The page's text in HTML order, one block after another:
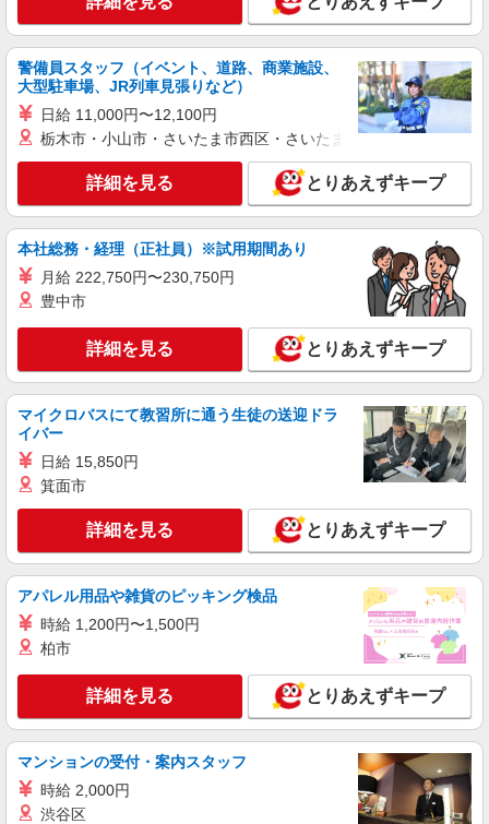
キープ 詳細を見る
パート
銀泉ビルパートナーズ株式会社（お仕事No.61）
オフィスビル清掃スタッフ
東京都港区西新橋1
詳細を見る
アルバイト 契約社員
株式会社日経サービス
施設清掃スタッフ 東京大学医科学研究所附属
病院
時給1,320円 + 交通費全額支給
東京大学医科学研究所附属病院 （東京都港区
白金台4-6-1）
詳細を見る
分譲マンション清掃スタッフ
（報酬）月額156,800円＋交通費相当額全額
東京都港区南麻布４丁目周辺
キープ 詳細を見る
分譲マンション清掃スタッフ
（報酬）月額118,620円＋交通費相当額全額
警備員スタッフ（イベント、道路、商業施設、
大型駐車場、JR列車見張りなど）
日給 11,000円〜12,100円
栃木市・小山市・さいたま市西区・さいたま市岩槻区・久喜市・
詳細を見る とりあえずキープ
本社総務・経理（正社員）※試用期間あり
月給 222,750円〜230,750円
豊中市
詳細を見る とりあえずキープ
マイクロバスにて教習所に通う生徒の送迎ドラ
イバー
日給 15,850円
箕面市
詳細を見る とりあえずキープ
アパレル用品や雑貨のピッキング検品
時給 1,200円〜1,500円
柏市
詳細を見る とりあえずキープ
マンションの受付・案内スタッフ
時給 2,000円
渋谷区